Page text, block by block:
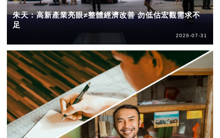
朱天：高新產業亮眼≠整體經濟改善 勿低估宏觀需求不
足
2026-07-31